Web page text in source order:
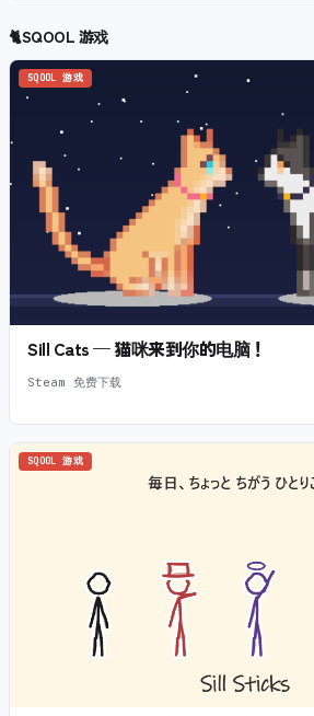
🐈SQOOL 游戏
SQOOL 游戏
Sill Cats — 猫咪来到你的电脑！
Steam 免费下载
SQOOL 游戏